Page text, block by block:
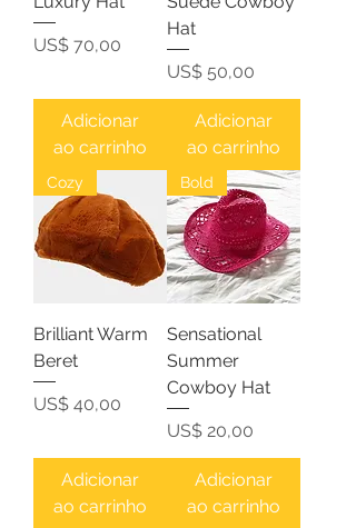
Preço
US$ 70,00
Adicionar
ao carrinho
Hat
Preço
US$ 50,00
Adicionar
ao carrinho
Cozy
Brilliant Warm
Beret
Preço
US$ 40,00
Adicionar
ao carrinho
Bold
Sensational
Summer
Cowboy Hat
Preço
US$ 20,00
Adicionar
ao carrinho